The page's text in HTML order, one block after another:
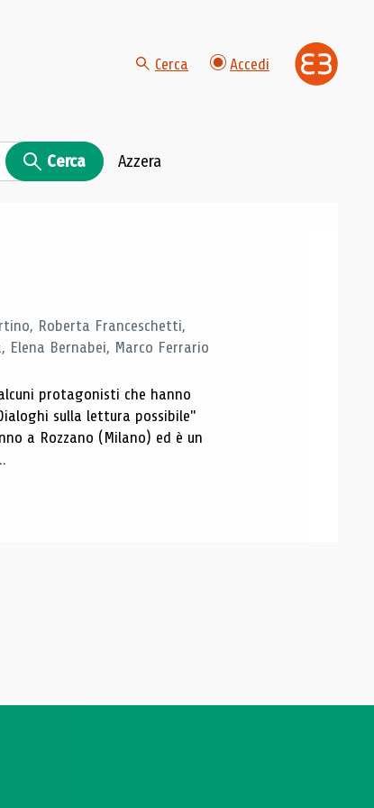
Cerca Accedi
Cerca Azzera
Roberta Franceschetti,
Elena Bernabei, Marco Ferrario
protagonisti che hanno
sulla lettura possibile"
a Rozzano (Milano) ed è un